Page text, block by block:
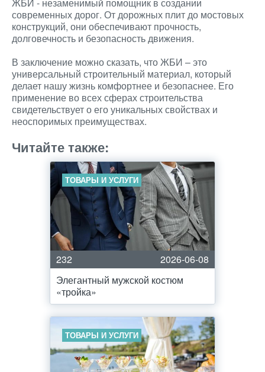
современных дорог. От дорожных плит до мостовых
конструкций, они обеспечивают прочность,
долговечность и безопасность движения.
В заключение можно сказать, что ЖБИ – это
универсальный строительный материал, который
делает нашу жизнь комфортнее и безопаснее. Его
применение во всех сферах строительства
свидетельствует о его уникальных свойствах и
неоспоримых преимуществах.
Читайте также:
ТОВАРЫ И УСЛУГИ
232
2026-06-08
Элегантный мужской костюм
«тройка»
ТОВАРЫ И УСЛУГИ